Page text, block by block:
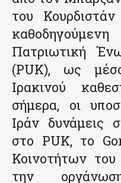
του
Πατριωτική
(PUK), ως
Ιρακινού
σήμερα, οι
Ιράν δυνάμεις
στο PUK, το
Κοινοτήτων
την